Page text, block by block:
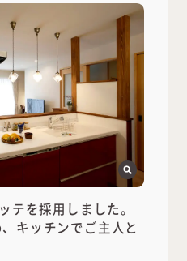
テを採用しました。
キッチンでご主人と